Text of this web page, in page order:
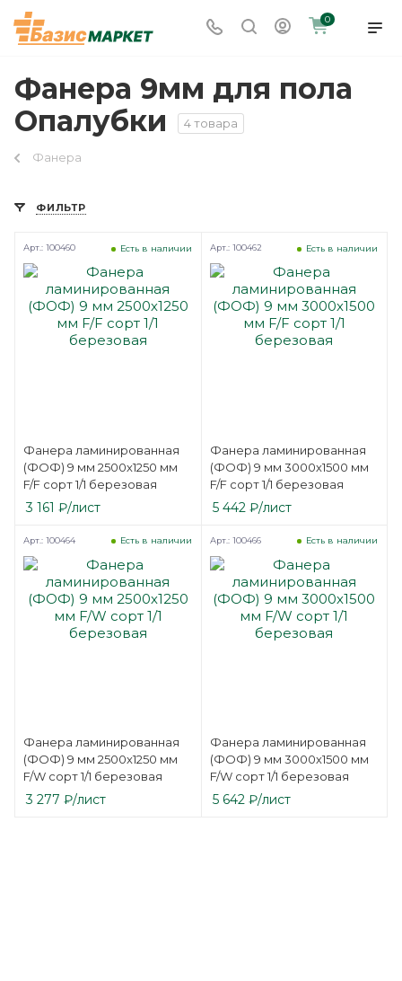
0
Фанера 9мм для пола
Опалубки
4 товара
Фанера
ФИЛЬТР
Фанера ламинированная
(ФОФ) 9 мм 2500х1250 мм
F/F сорт 1/1 березовая
Есть в наличии
Арт.: 100460
3 161 ₽/лист
Фанера ламинированная
(ФОФ) 9 мм 3000х1500 мм
F/F сорт 1/1 березовая
Есть в наличии
Арт.: 100462
5 442 ₽/лист
Фанера ламинированная
(ФОФ) 9 мм 2500х1250 мм
F/W сорт 1/1 березовая
Есть в наличии
Арт.: 100464
3 277 ₽/лист
Фанера ламинированная
(ФОФ) 9 мм 3000х1500 мм
F/W сорт 1/1 березовая
Есть в наличии
Арт.: 100466
5 642₽/лист